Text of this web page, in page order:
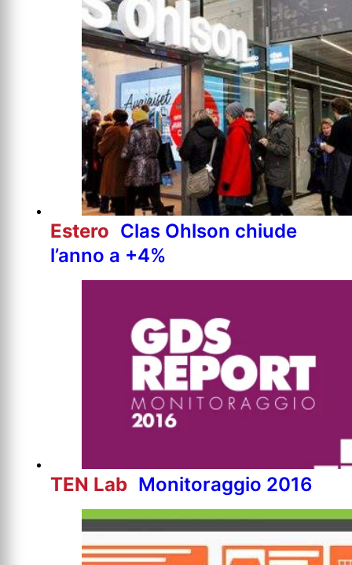
Estero Clas Ohlson chiude
l’anno a +4%
TEN Lab Monitoraggio 2016